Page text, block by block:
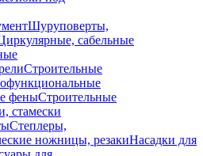
Шуруповерты,
сабельные
Строительные
феныСтроительные
стамески
Степлеры,
ножницы, резакиНасадки для